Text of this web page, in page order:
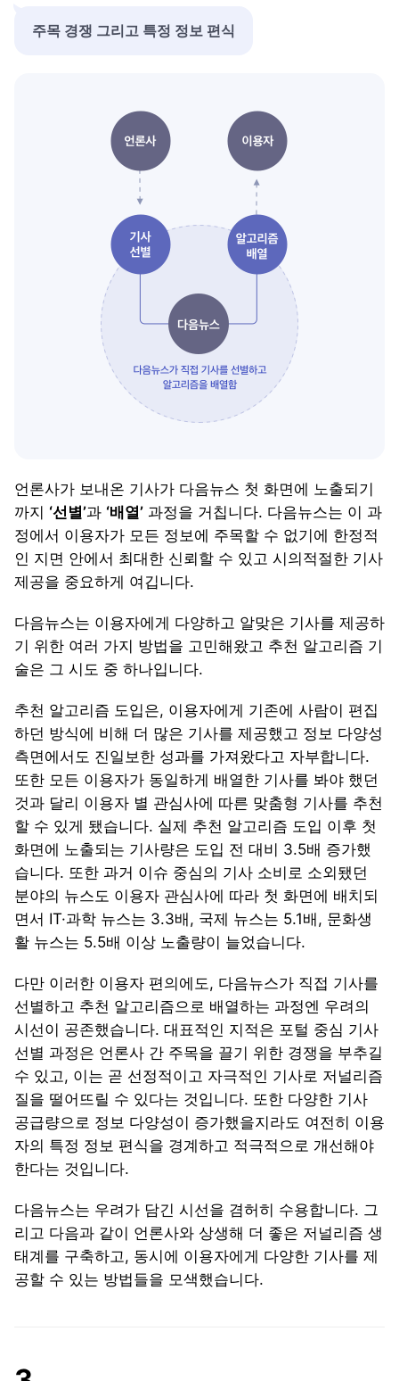
주목 경쟁 그리고 특정 정보 편식
언론사가 보내온 기사가 다음뉴스 첫 화면에 노출되기
까지 ‘선별’과 ‘배열’ 과정을 거칩니다. 다음뉴스는 이 과
정에서 이용자가 모든 정보에 주목할 수 없기에 한정적
인 지면 안에서 최대한 신뢰할 수 있고 시의적절한 기사
제공을 중요하게 여깁니다.
다음뉴스는 이용자에게 다양하고 알맞은 기사를 제공하
기 위한 여러 가지 방법을 고민해왔고 추천 알고리즘 기
술은 그 시도 중 하나입니다.
추천 알고리즘 도입은, 이용자에게 기존에 사람이 편집
하던 방식에 비해 더 많은 기사를 제공했고 정보 다양성
측면에서도 진일보한 성과를 가져왔다고 자부합니다.
또한 모든 이용자가 동일하게 배열한 기사를 봐야 했던
것과 달리 이용자 별 관심사에 따른 맞춤형 기사를 추천
할 수 있게 됐습니다. 실제 추천 알고리즘 도입 이후 첫
화면에 노출되는 기사량은 도입 전 대비 3.5배 증가했
습니다. 또한 과거 이슈 중심의 기사 소비로 소외됐던
분야의 뉴스도 이용자 관심사에 따라 첫 화면에 배치되
면서 IT·과학 뉴스는 3.3배, 국제 뉴스는 5.1배, 문화생
활 뉴스는 5.5배 이상 노출량이 늘었습니다.
다만 이러한 이용자 편의에도, 다음뉴스가 직접 기사를
선별하고 추천 알고리즘으로 배열하는 과정엔 우려의
시선이 공존했습니다. 대표적인 지적은 포털 중심 기사
선별 과정은 언론사 간 주목을 끌기 위한 경쟁을 부추길
수 있고, 이는 곧 선정적이고 자극적인 기사로 저널리즘
질을 떨어뜨릴 수 있다는 것입니다. 또한 다양한 기사
공급량으로 정보 다양성이 증가했을지라도 여전히 이용
자의 특정 정보 편식을 경계하고 적극적으로 개선해야
한다는 것입니다.
다음뉴스는 우려가 담긴 시선을 겸허히 수용합니다. 그
리고 다음과 같이 언론사와 상생해 더 좋은 저널리즘 생
태계를 구축하고, 동시에 이용자에게 다양한 기사를 제
공할 수 있는 방법들을 모색했습니다.